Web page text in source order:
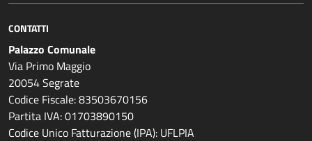
CONTATTI
Palazzo Comunale
Via Primo Maggio
20054 Segrate
Codice Fiscale: 83503670156
Partita IVA: 01703890150
Codice Unico Fatturazione (IPA): UFLPIA